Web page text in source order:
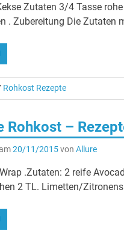
Zutaten 3/4 Tasse
. Zubereitung Die Zutaten
Rohkost Rezepte
Rohkost –
20/11/2015von Allure
.Zutaten: 2 reife
2 TL. Limetten/